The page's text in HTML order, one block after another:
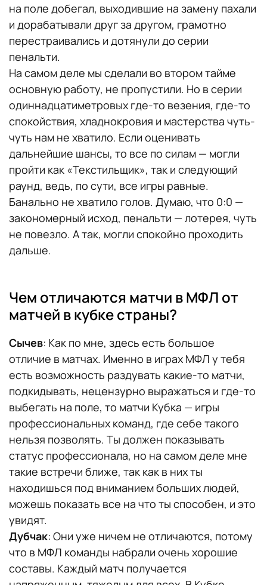
на поле добегал, выходившие на замену пахали
и дорабатывали друг за другом, грамотно
перестраивались и дотянули до серии
пенальти.
На самом деле мы сделали во втором тайме
основную работу, не пропустили. Но в серии
одиннадцатиметровых где-то везения, где-то
спокойствия, хладнокровия и мастерства чуть-
чуть нам не хватило. Если оценивать
дальнейшие шансы, то все по силам — могли
пройти как «Текстильщик», так и следующий
раунд, ведь, по сути, все игры равные.
Банально не хватило голов. Думаю, что 0:0 —
закономерный исход, пенальти — лотерея, чуть
не повезло. А так, могли спокойно проходить
дальше.
Чем отличаются матчи в МФЛ от
матчей в кубке страны?
Сычев: Как по мне, здесь есть большое
отличие в матчах. Именно в играх МФЛ у тебя
есть возможность раздувать какие-то матчи,
подкидывать, нецензурно выражаться и где-то
выбегать на поле, то матчи Кубка — игры
профессиональных команд, где себе такого
нельзя позволять. Ты должен показывать
статус профессионала, но на самом деле мне
такие встречи ближе, так как в них ты
находишься под вниманием больших людей,
можешь показать все на что ты способен, и это
увидят.
Дубчак: Они уже ничем не отличаются, потому
что в МФЛ команды набрали очень хорошие
составы. Каждый матч получается